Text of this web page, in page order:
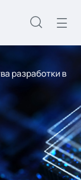
разработки в